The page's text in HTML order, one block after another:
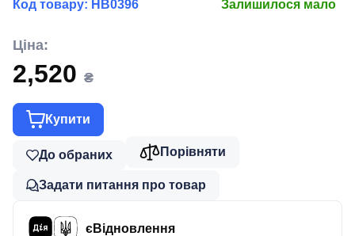
Код товару: HB0396 Залишилося мало
Ціна:
2,520 ₴
Купити
До обраних Порівняти
Задати питання про товар
єВідновлення